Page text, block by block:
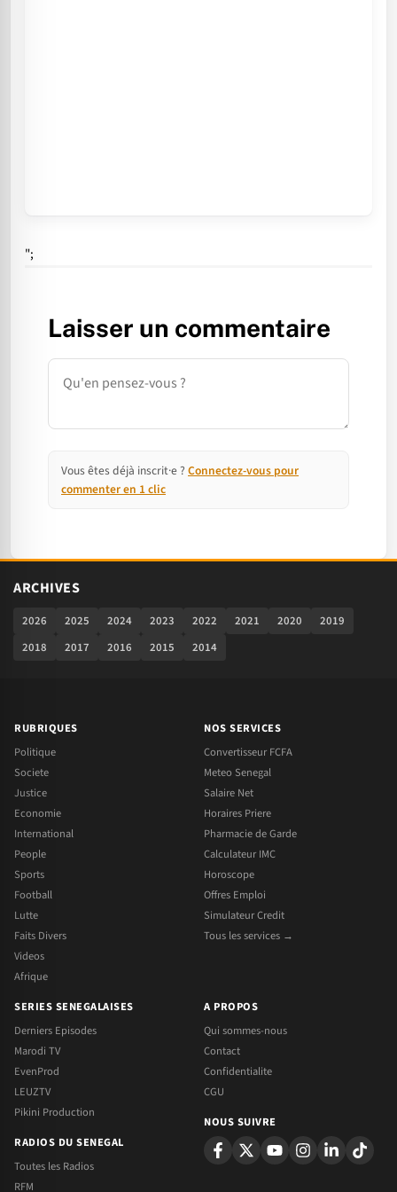
";
Laisser un commentaire
Commentaire
Vous êtes déjà inscrit·e ? Connectez-vous pour
commenter en 1 clic
ARCHIVES
2026 2025 2024 2023 2022 2021 2020
2019
2018
2017 2016 2015 2014
RUBRIQUES
Politique
Societe
Justice
Economie
International
People
Sports
Football
Lutte
Faits Divers
Videos
Afrique
NOS SERVICES
Convertisseur FCFA
Meteo Senegal
Salaire Net
Horaires Priere
Pharmacie de Garde
Calculateur IMC
Horoscope
Offres Emploi
Simulateur Credit
Tous les services →
SERIES SENEGALAISES
Derniers Episodes
Marodi TV
EvenProd
LEUZTV
Pikini Production
RADIOS DU SENEGAL
Toutes les Radios
RFM
A PROPOS
Qui sommes-nous
Contact
Confidentialite
CGU
NOUS SUIVRE